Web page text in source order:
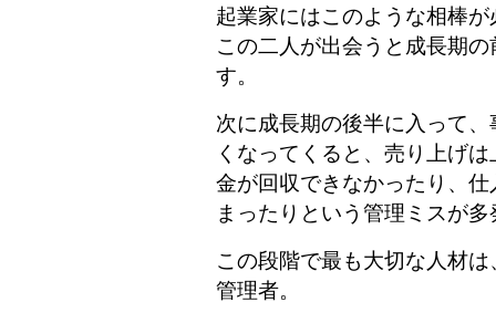
起業家にはこのような相棒
この二人が出会うと成長期
す。
次に成長期の後半に入って
くなってくると、売り上げ
金が回収できなかったり、
まったりという管理ミスが
この段階で最も大切な人材
管理者。